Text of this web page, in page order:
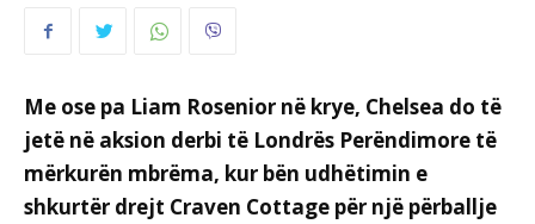
Me ose pa Liam Rosenior në krye, Chelsea do të
jetë në aksion derbi të Londrës Perëndimore të
mërkurën mbrëma, kur bën udhëtimin e
shkurtër drejt Craven Cottage për një përballje